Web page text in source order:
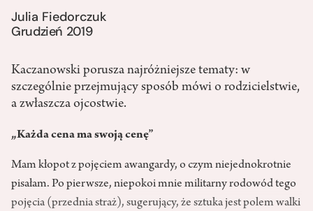
Julia Fiedorczuk
Grudzień 2019
Kaczanowski porusza najróżniejsze tematy: w
szczególnie przejmujący sposób mówi o rodzi­cielstwie,
a zwłaszcza ojcostwie.
„Każda cena ma swoją cenę”
Mam kłopot z pojęciem awangardy, o czym niejednokrotnie
pisałam. Po pierwsze, niepokoi mnie militarny rodowód tego
pojęcia (przednia straż), sugerujący, że sztuka jest polem walki